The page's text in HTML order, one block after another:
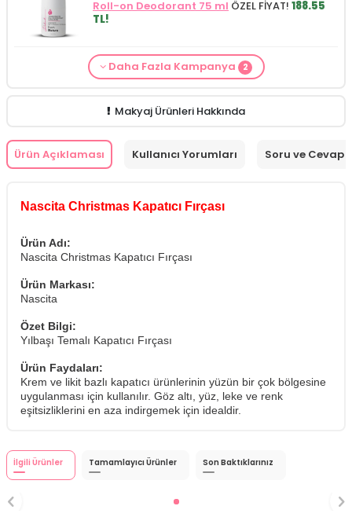
Roll-on Deodorant 75 ml ÖZEL FİYAT! 188.55
TL!
Makyaj Kategorisine Özel Fiyatİdea Derma
Makyaj Ürünü Siparişinizdeİnnova Wash Gel
Daha Fazla Kampanya 2
Makyaj Ürünleri Hakkında
Ürün Açıklaması Kullanıcı Yorumları Soru ve Cevap
Nascita Christmas Kapatıcı Fırçası
Ürün Adı:
Nascita Christmas Kapatıcı Fırçası
Ürün Markası:
Nascita
Özet Bilgi:
Yılbaşı Temalı Kapatıcı Fırçası
Ürün Faydaları:
Krem ve likit bazlı kapatıcı ürünlerinin yüzün bir çok bölgesine
uygulanması için kullanılır. Göz altı, yüz, leke ve renk
eşitsizliklerini en aza indirgemek için idealdir.
İlgili Ürünler Tamamlayıcı Ürünler Son Baktıklarınız